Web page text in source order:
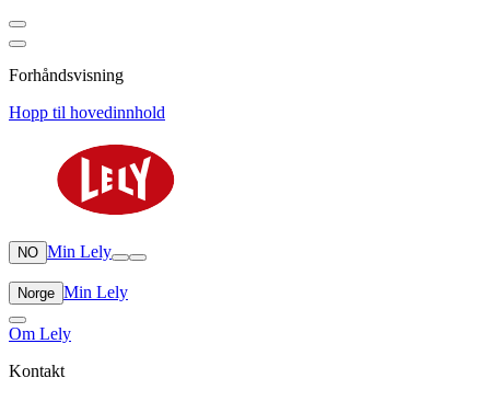
Forhåndsvisning
Hopp til hovedinnhold
NO Min Lely
Norge Min Lely
Om Lely
Kontakt